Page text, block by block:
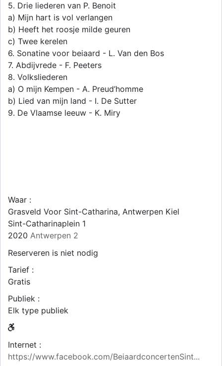
5. Drie liederen van P. Benoit
a) Mijn hart is vol verlangen
b) Heeft het roosje milde geuren
c) Twee kerelen
6. Sonatine voor beiaard - L. Van den Bos
7. Abdijvrede - F. Peeters
8. Volksliederen
a) O mijn Kempen - A. Preud’homme
b) Lied van mijn land - I. De Sutter
9. De Vlaamse leeuw - K. Miry
Waar :
Grasveld Voor Sint-Catharina, Antwerpen Kiel
Sint-Catharinaplein 1
2020 Antwerpen 2
Reserveren is niet nodig
Tarief :
Gratis
Publiek :
Elk type publiek
Internet :
https://www.facebook.com/BeiaardconcertenSint...